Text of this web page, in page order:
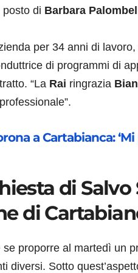
di Barbara
per 34 anni di
di programmi di
“La Rai ringrazia
a Cartabianca:
di Salvo
di
proporre al martedì un
diversi. Sotto